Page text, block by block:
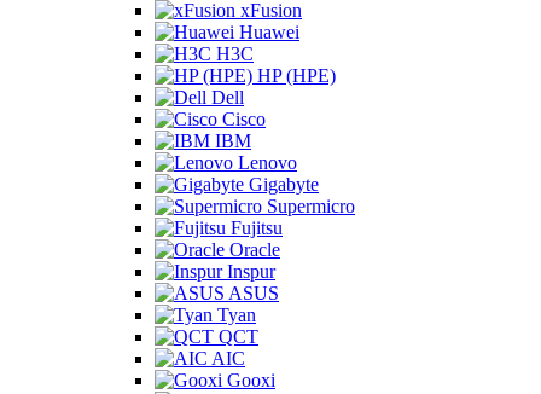
xFusion
Huawei
H3C
HP (HPE)
Dell
Cisco
IBM
Lenovo
Gigabyte
Supermicro
Fujitsu
Oracle
Inspur
ASUS
Tyan
QCT
AIC
Gooxi